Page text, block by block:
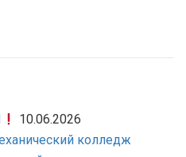
10.06.2026
колледж